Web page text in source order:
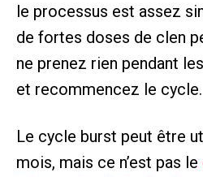
le processus est assez
de fortes doses de clen
ne prenez rien pendant
et recommencez le cycle.
Le cycle burst peut être
mois, mais ce n’est pas le